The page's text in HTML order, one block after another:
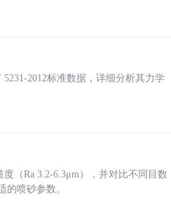
2012标准数据，详细分析其力学
（Ra 3.2-6.3μm），并对比不同目数
的喷砂参数。